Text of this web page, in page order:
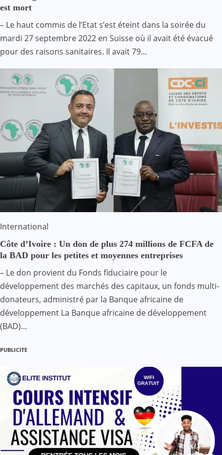
est mort
– Le haut commis de l’Etat s’est éteint dans la soirée du
mardi 27 septembre 2022 en Suisse où il avait été évacué
pour des raisons sanitaires. Il avait 79…
International
Côte d’Ivoire : Un don de plus 274 millions de FCFA de
la BAD pour les petites et moyennes entreprises
– Le don provient du Fonds fiduciaire pour le
développement des marchés des capitaux, un fonds multi-
donateurs, administré par la Banque africaine de
développement La Banque africaine de développement
(BAD)…
PUBLICITE